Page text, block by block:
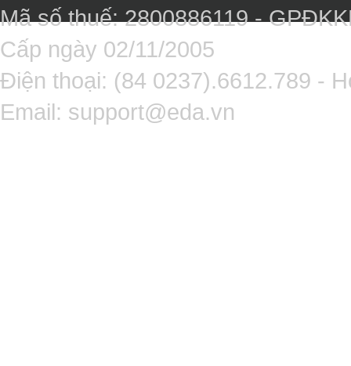
Mã số thuế: 2800886119 -
Cấp ngày 02/11/2005
Điện thoại: (84 0237).6612.789 -
Email: support@eda.vn